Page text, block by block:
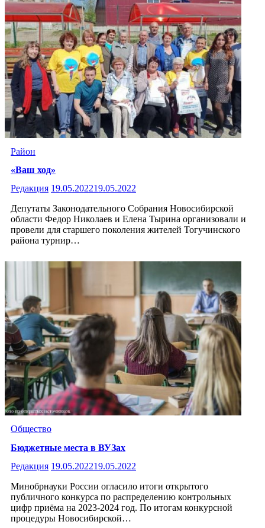
Район
«Ваш ход»
Редакция 19.05.202219.05.2022
Депутаты Законодательного Собрания Новосибирской
области Федор Николаев и Елена Тырина организовали и
провели для старшего поколения жителей Тогучинского
района турнир…
Общество
Бюджетные места в ВУЗах
Редакция 19.05.202219.05.2022
Минобрнауки России огласило итоги открытого
публичного конкурса по распределению контрольных
цифр приёма на 2023-2024 год. По итогам конкурсной
процедуры Новосибирской…